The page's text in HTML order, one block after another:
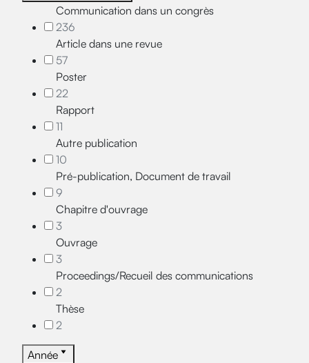
Communication dans un congrès
236
Article dans une revue
57
Poster
22
Rapport
11
Autre publication
10
Pré-publication, Document de travail
9
Chapitre d'ouvrage
3
Ouvrage
3
Proceedings/Recueil des communications
2
Thèse
2
Année